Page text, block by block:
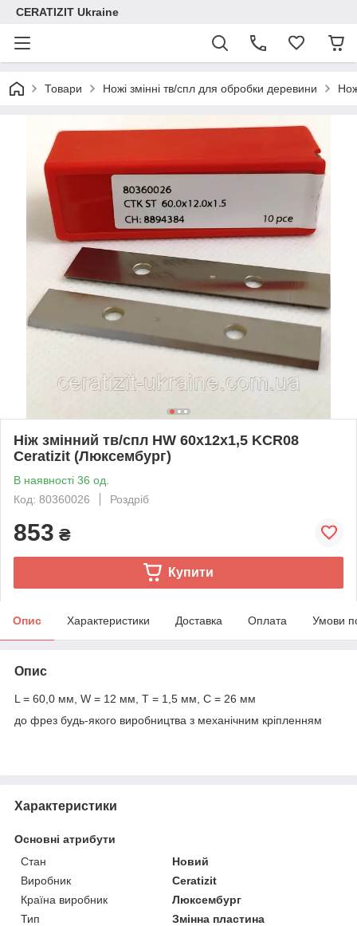
CERATIZIT Ukraine
Товари Ножі змінні тв/спл для обробки деревини
Ніж змінний тв/спл HW 60х12х1,5 KCR08
Ceratizit (Люксембург)
В наявності 36 од.
Код: 80360026
Роздріб
853 ₴
Купити
Опис Характеристики Доставка Оплата Умови
Опис
L = 60,0 мм, W = 12 мм, T = 1,5 мм, C = 26 мм
до фрез будь-якого виробництва з механічним кріпленням
Характеристики
Основні атрибути
Стан
Новий
Виробник
Ceratizit
Країна виробник
Люксембург
Тип
Змінна пластина